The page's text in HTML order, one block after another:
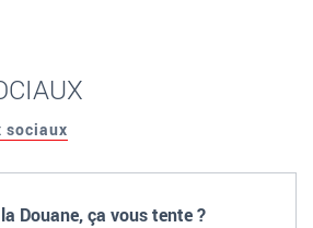
sociaux
Douane, ça vous tente ?